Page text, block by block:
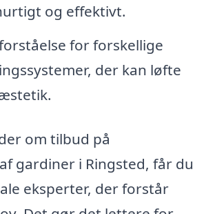
og effektivt.
for forskellige
der kan løfte
om tilbud på
gardiner i Ringsted, får du
eksperter, der forstår